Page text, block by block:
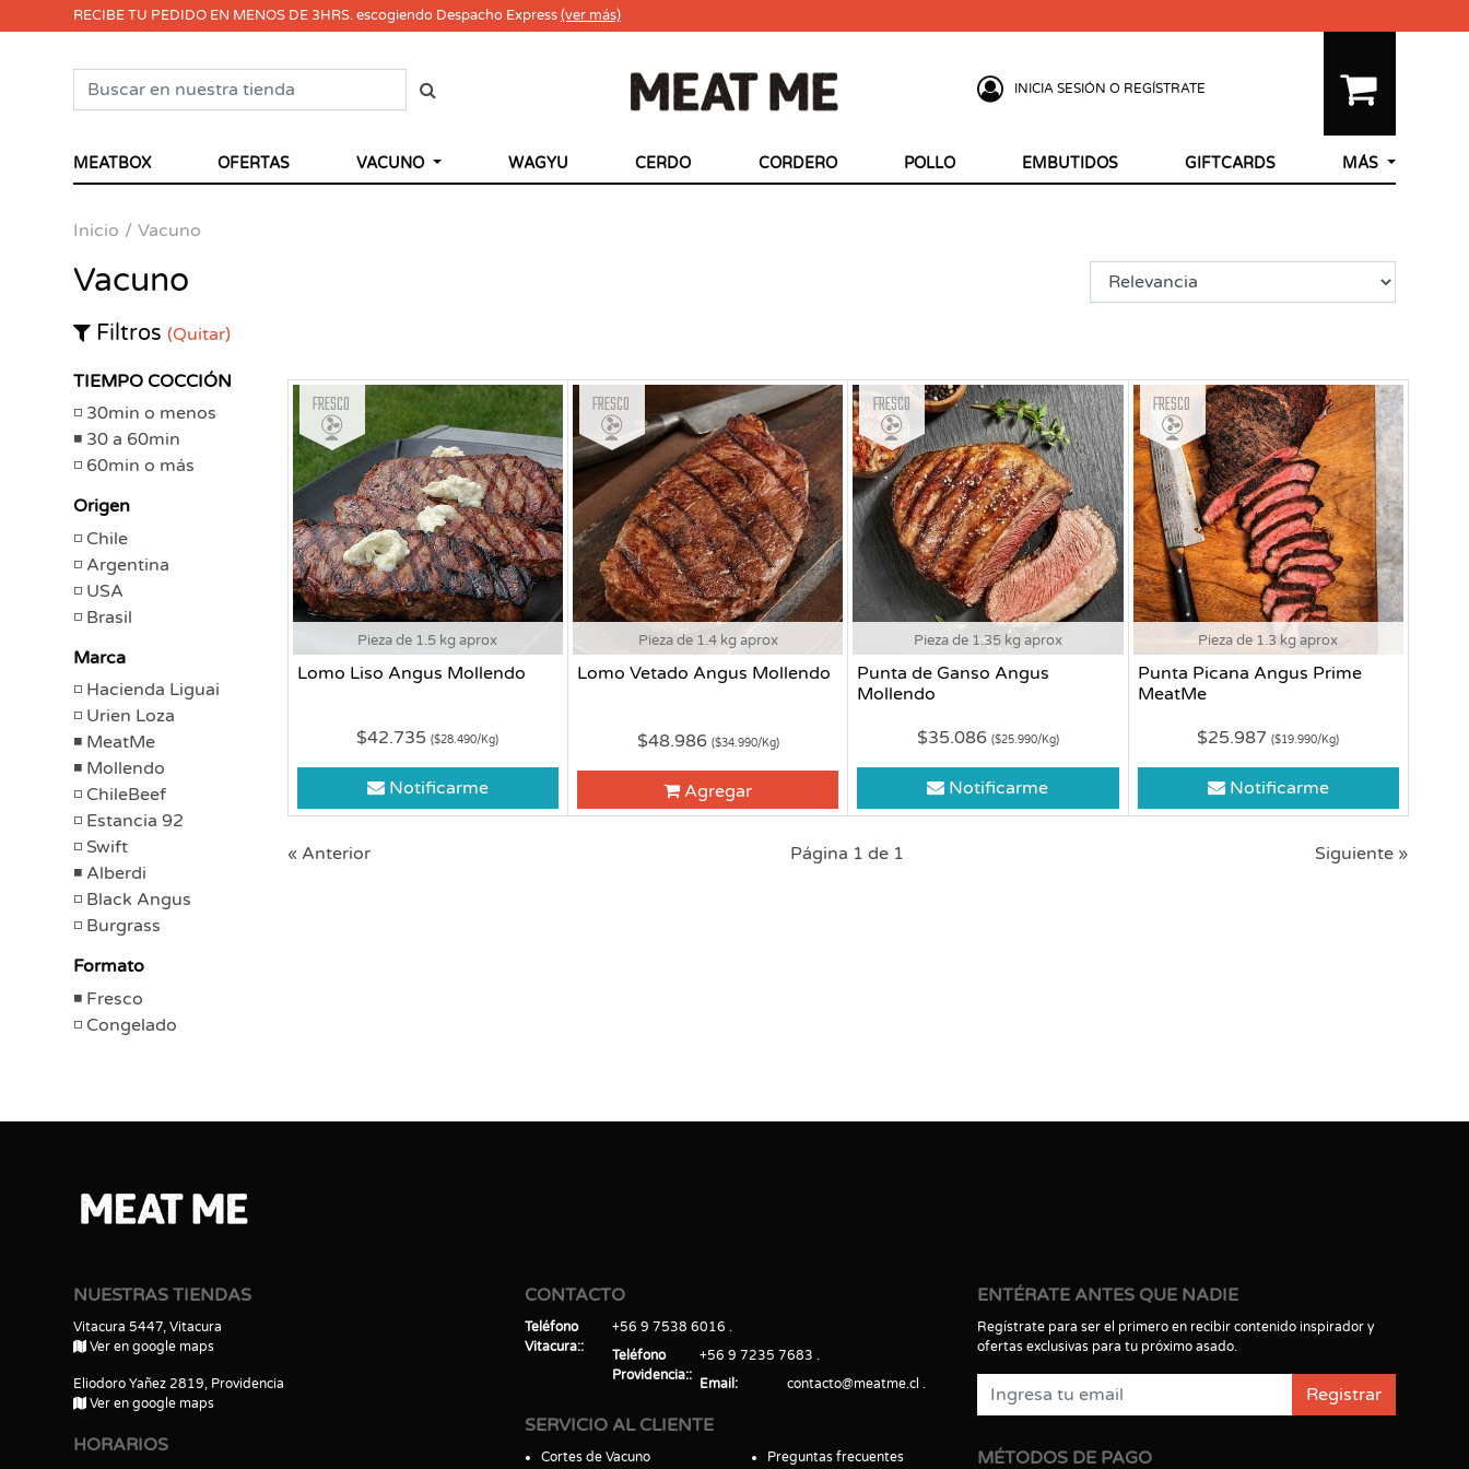
RECIBE TU PEDIDO EN MENOS DE 3HRS. escogiendo Despacho Express(ver más)
INICIA SESIÓN O REGÍSTRATE
MEATBOX OFERTAS VACUNO WAGYU CERDO CORDERO POLLO EMBUTIDOS GIFTCARDS MÁS
Inicio Vacuno
Vacuno
Filtros (Quitar)
TIEMPO COCCIÓN
30min o menos
30 a 60min
60min o más
Origen
Chile
Argentina
USA
Brasil
Marca
Hacienda Liguai
Urien Loza
MeatMe
Mollendo
ChileBeef
Estancia 92
Swift
Alberdi
Black Angus
Burgrass
Formato
Fresco
Congelado
Pieza de 1.5 kg aprox
Lomo Liso Angus Mollendo
Fresco
$42.735($28.490/Kg)
Notificarme
Pieza de 1.4 kg aprox
Lomo Vetado Angus Mollendo
Fresco
$48.986 ($34.990/Kg)
Agregar
Pieza de 1.35 kg aprox
Punta de Ganso Angus
Mollendo
Fresco
$35.086 ($25.990/Kg)
Notificarme
Pieza de 1.3 kg aprox
Punta Picana Angus Prime
MeatMe
Fresco
$25.987($19.990/Kg)
Notificarme
« Anterior Página 1 de 1 Siguiente »
NUESTRAS TIENDAS
Vitacura 5447, Vitacura
Ver en google maps
Eliodoro Yañez 2819, Providencia
Ver en google maps
HORARIOS
CONTACTO
Teléfono
Vitacura:
+56 9 7538 6016
Teléfono
Providencia:
+56 9 7235 7683
Email
contacto@meatme.cl
SERVICIO AL CLIENTE
Cortes de Vacuno Preguntas frecuentes
ENTÉRATE ANTES QUE NADIE
Regístrate para ser el primero en recibir contenido inspirador y
ofertas exclusivas para tu próximo asado.
Registrar
MÉTODOS DE PAGO